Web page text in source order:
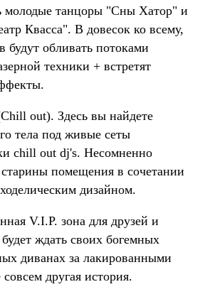
молодые танцоры "Сны Хатор" и
Квасса". В довесок ко всему,
обливать потоками
техники + встретят
out). Здесь вы найдете
тела под живые сеты
chill out dj's. Несомненно
помещения в сочетании
дизайном.
V.I.P. зона для друзей и
ждать своих богемных
диванах за лакированными
другая история.